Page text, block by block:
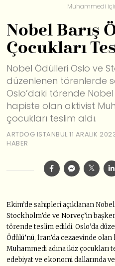
Muhammedi
Nobel Barış
Çocukları
Nobel Ödülleri Oslo ve
düzenlenen törenlerde
Oslo’daki törende Nobel
hapiste olan aktivist
çocukları teslim aldı.
ARTDOG ISTANBUL 11 ARALIK
HABER
Ekim’de sahipleri açıklanan
Stockholm’de ve Norveç’in
törende teslim edildi. Oslo’da
Ödülü’nü, İran’da cezaevinde
Muhammedi adına ikiz çocukları
edebiyat ve ekonomi dallarında